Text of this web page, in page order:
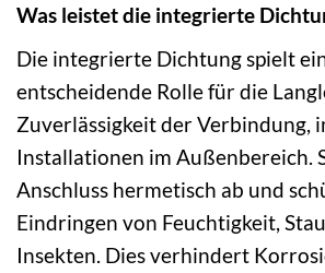
Was leistet die integrierte
Die integrierte Dichtung spielt
entscheidende Rolle für die
Zuverlässigkeit der Verbindung,
Installationen im Außenbereich.
Anschluss hermetisch ab und
Eindringen von Feuchtigkeit,
Insekten. Dies verhindert